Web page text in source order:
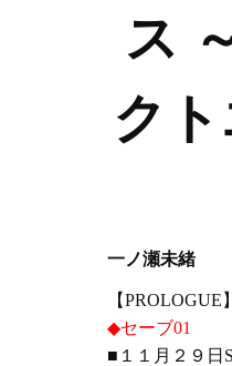
ス
ク
一ノ瀬未緒
【
◆セーブ01
■１１月２９日